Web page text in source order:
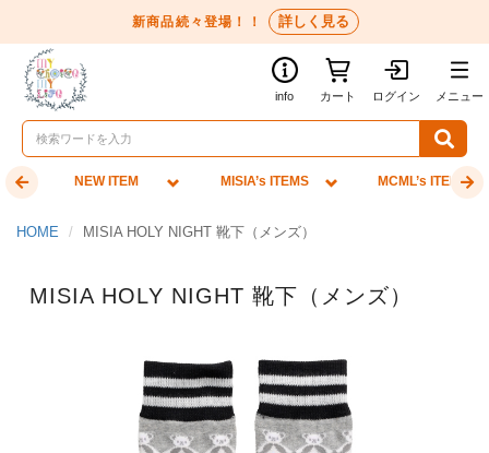
新商品続々登場！！ 詳しく見る
info カート ログイン メニュー
NEW ITEM MISIA’s ITEMS MCML’s ITEMS
HOME MISIA HOLY NIGHT 靴下（メンズ）
MISIA HOLY NIGHT 靴下（メンズ）